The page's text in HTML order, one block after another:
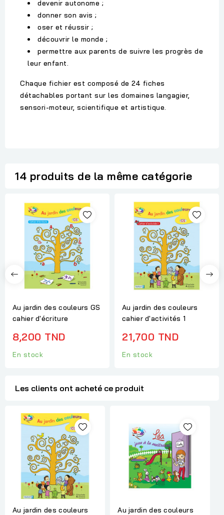
devenir autonome ;
donner son avis ;
oser et réussir ;
découvrir le monde ;
permettre aux parents de suivre les progrès de
leur enfant.
Chaque fichier est composé de 24 fiches
détachables portant sur les domaines langagier,
sensori-moteur, scientifique et artistique.
14 produits de la même catégorie
Au jardin des couleurs GS
cahier d'écriture
8,200 TND
En stock
Au jardin des couleurs
cahier d'activités 1
21,700 TND
En stock
Les clients ont acheté ce produit
Au jardin des couleurs
Au jardin des couleurs